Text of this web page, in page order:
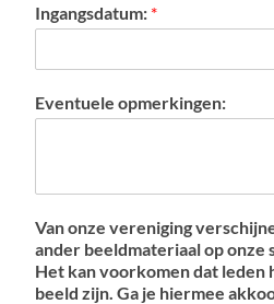
Ingangsdatum: *
Eventuele opmerkingen:
Van onze vereniging
ander beeldmateriaal op onze
Het kan voorkomen dat leden
beeld zijn. Ga je hiermee